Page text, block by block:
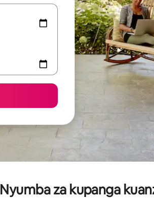
Nyumba za kupanga